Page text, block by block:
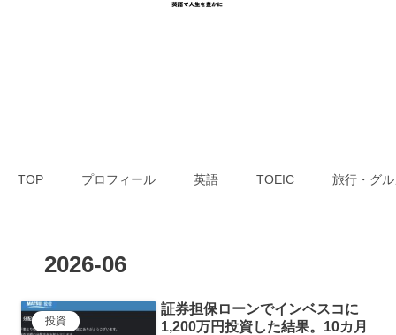
TOP プロフィール 英語 TOEIC 旅行・グ
2026-06
投資
証券担保ローンでインベスコに
1,200万円投資した結果。10カ月